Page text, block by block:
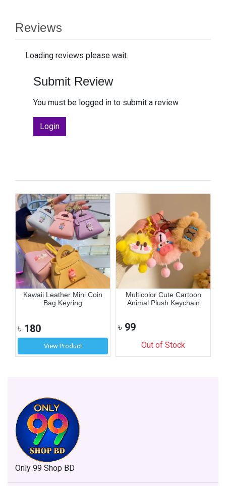
Reviews
Loading reviews please wait
Submit Review
You must be logged in to submit a review
Login
Kawaii Leather Mini Coin
Bag Keyring
৳ 180
View Product
Multicolor Cute Cartoon
Animal Plush Keychain
৳ 99
Out of Stock
Only 99 Shop BD